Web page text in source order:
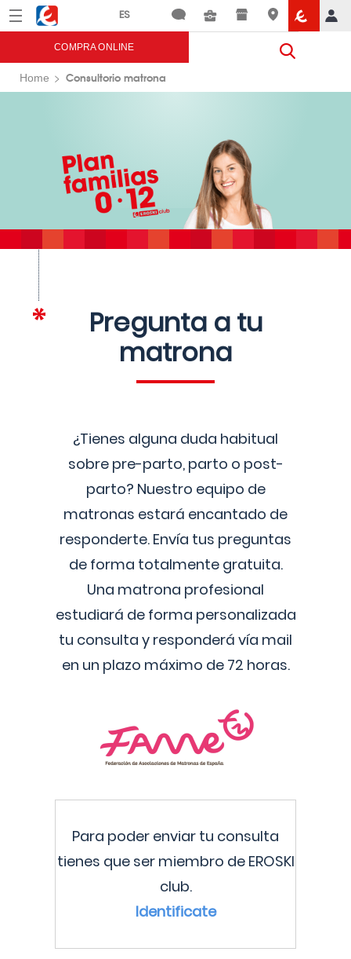
Menú Eroski
COMPRA ONLINE
Home Consultorio matrona
Pregunta a tu
matrona
¿Tienes alguna duda habitual
sobre pre-parto, parto o post-
parto? Nuestro equipo de
matronas estará encantado de
responderte. Envía tus preguntas
de forma totalmente gratuita.
Una matrona profesional
estudiará de forma personalizada
tu consulta y responderá vía mail
en un plazo máximo de 72 horas.
Para poder enviar tu consulta
tienes que ser miembro de EROSKI
club.
Identificate